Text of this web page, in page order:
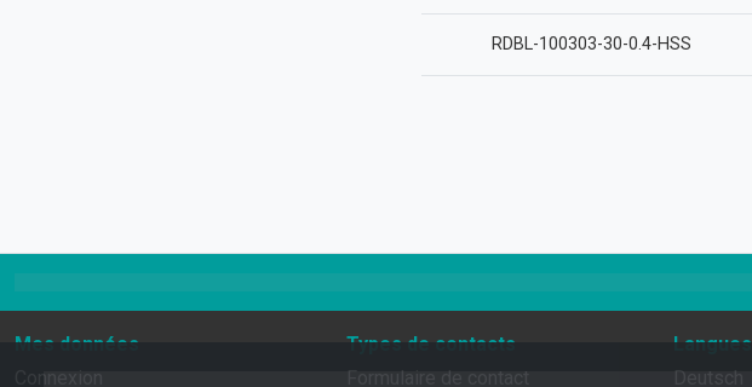
RDBL-100303-30-0.4-HSS
Mes données
Connexion
Types de contacts
Formulaire de contact
Langues
Deutsch